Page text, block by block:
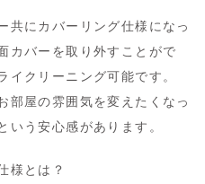
共にカバーリング仕様になっ
カバーを取り外すことがで
イクリーニング可能です。
部屋の雰囲気を変えたくなっ
いう安心感があります。
様とは？